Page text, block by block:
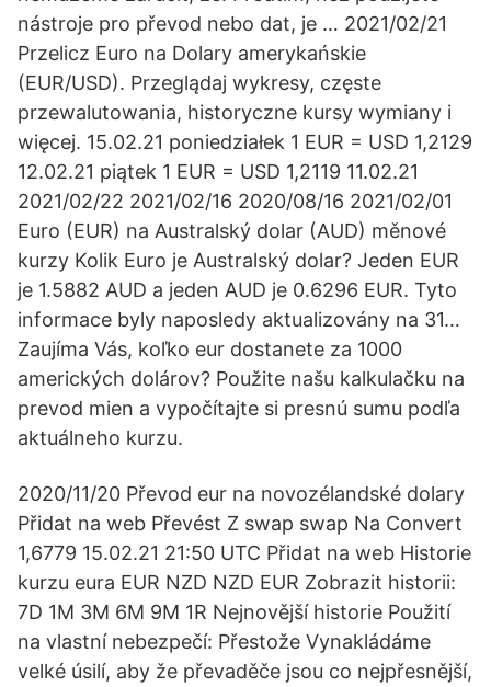
nástroje pro převod nebo dat, je … 2021/02/21
Przelicz Euro na Dolary amerykańskie
(EUR/USD). Przeglądaj wykresy, częste
przewalutowania, historyczne kursy wymiany i
więcej. 15.02.21 poniedziałek 1 EUR = USD 1,2129
12.02.21 piątek 1 EUR = USD 1,2119 11.02.21
2021/02/22 2021/02/16 2020/08/16 2021/02/01
Euro (EUR) na Australský dolar (AUD) měnové
kurzy Kolik Euro je Australský dolar? Jeden EUR
je 1.5882 AUD a jeden AUD je 0.6296 EUR. Tyto
informace byly naposledy aktualizovány na 31…
Zaujíma Vás, koľko eur dostanete za 1000
amerických dolárov? Použite našu kalkulačku na
prevod mien a vypočítajte si presnú sumu podľa
aktuálneho kurzu.
2020/11/20 Převod eur na novozélandské dolary
Přidat na web Převést Z swap swap Na Convert
1,6779 15.02.21 21:50 UTC Přidat na web Historie
kurzu eura EUR NZD NZD EUR Zobrazit historii:
7D 1M 3M 6M 9M 1R Nejnovější historie Použití
na vlastní nebezpečí: Přestože Vynakládáme
velké úsilí, aby že převaděče jsou co nejpřesnější,